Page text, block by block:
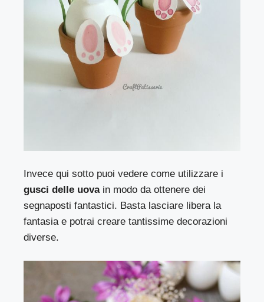
Invece qui sotto puoi vedere come utilizzare i
gusci delle uovain modo da ottenere dei
segnaposti fantastici. Basta lasciare libera la
fantasia e potrai creare tantissime decorazioni
diverse.